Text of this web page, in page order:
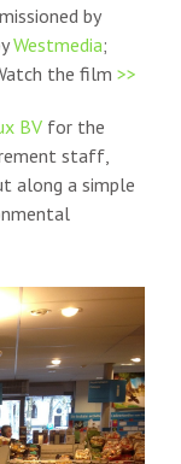
by
Westmedia;
the film >>
BV for the
staff,
along a simple